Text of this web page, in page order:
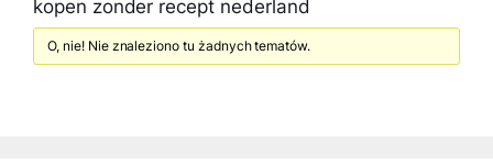
kopen zonder recept nederland
O, nie! Nie znaleziono tu żadnych tematów.